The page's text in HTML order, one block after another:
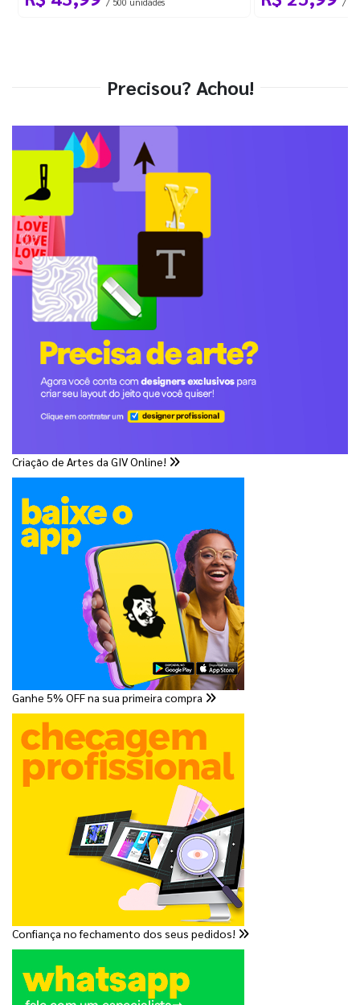
Precisou? Achou!
Criação de Artes da GIV Online!
Ganhe 5% OFF na sua primeira compra
Confiança no fechamento dos seus pedidos!